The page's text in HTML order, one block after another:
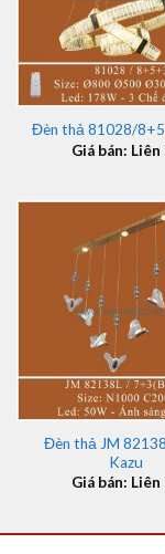
Đèn thả 81028/
Giá bán: Liên
Đèn thả JM
Kazu
Giá bán: Liên